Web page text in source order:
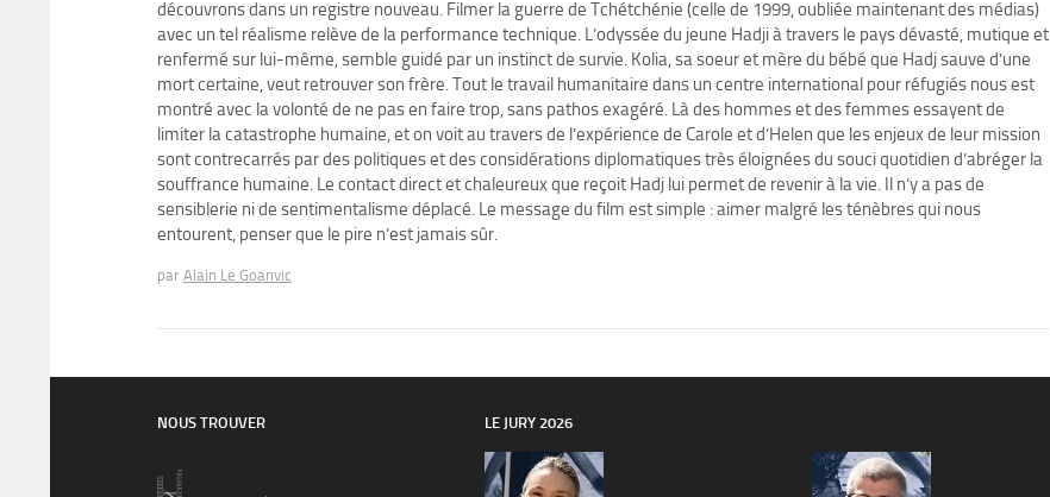
découvrons dans un registre nouveau. Filmer la guerre de Tchétchénie (celle de 1999, oubliée maintenant des médias)
avec un tel réalisme relève de la performance technique. L’odyssée du jeune Hadji à travers le pays dévasté, mutique et
renfermé sur lui-même, semble guidé par un instinct de survie. Kolia, sa soeur et mère du bébé que Hadj sauve d’une
mort certaine, veut retrouver son frère. Tout le travail humanitaire dans un centre international pour réfugiés nous est
montré avec la volonté de ne pas en faire trop, sans pathos exagéré. Là des hommes et des femmes essayent de
limiter la catastrophe humaine, et on voit au travers de l’expérience de Carole et d’Helen que les enjeux de leur mission
sont contrecarrés par des politiques et des considérations diplomatiques très éloignées du souci quotidien d’abréger la
souffrance humaine. Le contact direct et chaleureux que reçoit Hadj lui permet de revenir à la vie. Il n’y a pas de
sensiblerie ni de sentimentalisme déplacé. Le message du film est simple : aimer malgré les ténèbres qui nous
entourent, penser que le pire n’est jamais sûr.
par Alain Le Goanvic
NOUS TROUVER LE JURY 2026